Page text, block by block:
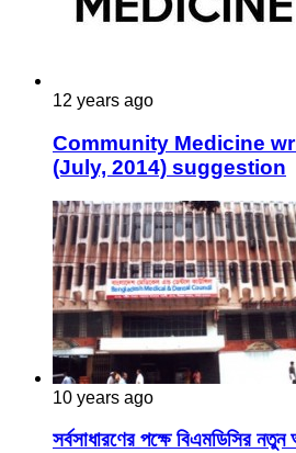
12 years ago
Community Medicine
(July, 2014) suggestion
10 years ago
সর্বসাধারণের পক্ষে বিএমডিসির